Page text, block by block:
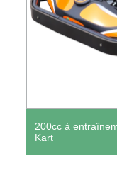
200cc à
Kart